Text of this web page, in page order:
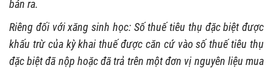
bán ra.
Riêng đối với xăng sinh học: Số thuế tiêu thụ đặc biệt được
khấu trừ của kỳ khai thuế được căn cứ vào số thuế tiêu thụ
đặc biệt đã nộp hoặc đã trả trên một đơn vị nguyên liệu mua